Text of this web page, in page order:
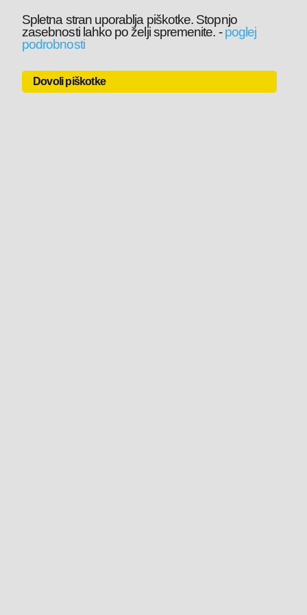
Spletna stran uporablja piškotke. Stopnjo
zasebnosti lahko po želji spremenite. -poglej
podrobnosti
Dovoli piškotke